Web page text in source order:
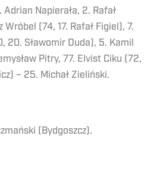
Napierała, 2. Rafał
Wróbel (74, 17. Rafał Figiel), 7.
20. Sławomir Duda), 5. Kamil
Pitry, 77. Elvist Ciku (72,
– 25. Michał Zieliński.
(Bydgoszcz).